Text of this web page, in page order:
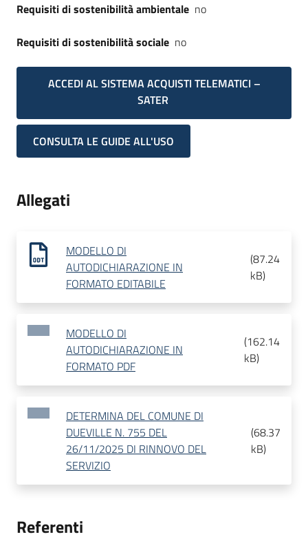
Requisiti di sostenibilità ambientale no
Requisiti di sostenibilità sociale no
ACCEDI AL SISTEMA ACQUISTI TELEMATICI –
SATER
CONSULTA LE GUIDE ALL'USO
Allegati
MODELLO DI
AUTODICHIARAZIONE IN
FORMATO EDITABILE
(87.24
kB)
MODELLO DI
AUTODICHIARAZIONE IN
FORMATO PDF
(162.14
kB)
DETERMINA DEL COMUNE DI
DUEVILLE N. 755 DEL
26/11/2025 DI RINNOVO DEL
SERVIZIO
(68.37
kB)
Referenti